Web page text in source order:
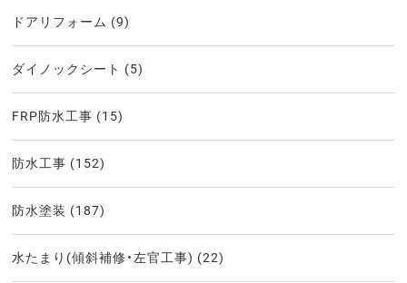
ドアリフォーム (9)
ダイノックシート (5)
FRP防水工事 (15)
防水工事 (152)
防水塗装 (187)
水たまり(傾斜補修・左官工事) (22)